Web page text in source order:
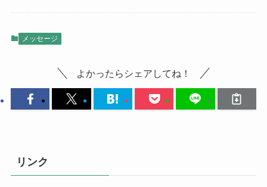
メッセージ
よかったらシェアしてね！
リンク